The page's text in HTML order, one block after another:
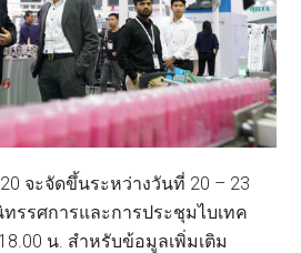
จะจัดขึ้นระหว่างวันที่ 20 – 23
รรศการและการประชุมไบเทค
น. สำหรับข้อมูลเพิ่มเติม